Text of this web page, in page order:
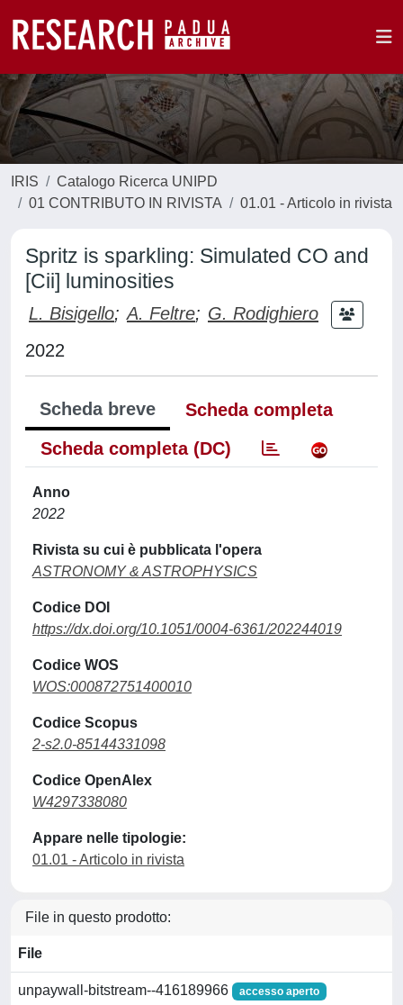
IRIS
Catalogo Ricerca UNIPD
01 CONTRIBUTO IN RIVISTA
01.01 - Articolo in rivista
Spritz is sparkling: Simulated CO and
[Cii] luminosities
L. Bisigello; A. Feltre; G. Rodighiero
2022
Scheda breve
Scheda completa
Scheda completa (DC)
Anno
2022
Rivista su cui è pubblicata l'opera
ASTRONOMY & ASTROPHYSICS
Codice DOI
https://dx.doi.org/10.1051/0004-6361/202244019
Codice WOS
WOS:000872751400010
Codice Scopus
2-s2.0-85144331098
Codice OpenAlex
W4297338080
Appare nelle tipologie:
01.01 - Articolo in rivista
File in questo prodotto:
File
unpaywall-bitstream--416189966 accesso aperto